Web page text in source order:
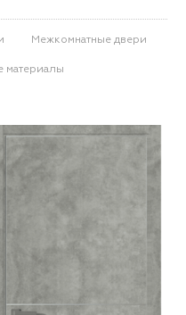
Межкомнатные двери
материалы